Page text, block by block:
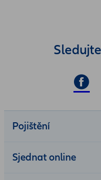
Pojištění
Sjednat online